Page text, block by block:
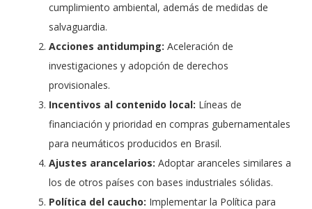
cumplimiento ambiental, además de medidas de
salvaguardia.
Acciones antidumping: Aceleración de
investigaciones y adopción de derechos
provisionales.
Incentivos al contenido local: Líneas de
financiación y prioridad en compras gubernamentales
para neumáticos producidos en Brasil.
Ajustes arancelarios: Adoptar aranceles similares a
los de otros países con bases industriales sólidas.
Política del caucho: Implementar la Política para